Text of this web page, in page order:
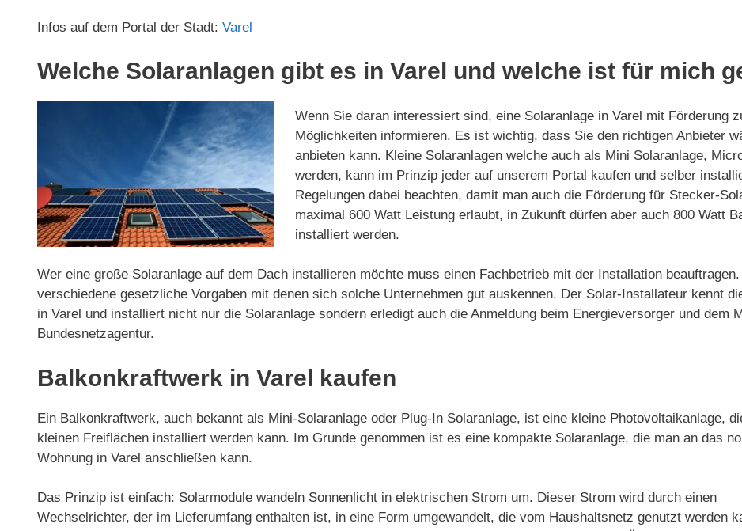
Infos auf dem Portal der Stadt: Varel
Welche Solaranlagen gibt es in Varel und welche ist für mich
Wenn Sie daran interessiert sind, eine Solaranlage in Varel mit Förderung
Möglichkeiten informieren. Es ist wichtig, dass Sie den richtigen Anbieter
anbieten kann. Kleine Solaranlagen welche auch als Mini Solaranlage,
werden, kann im Prinzip jeder auf unserem Portal kaufen und selber
Regelungen dabei beachten, damit man auch die Förderung für Stecker-
maximal 600 Watt Leistung erlaubt, in Zukunft dürfen aber auch 800 Watt
installiert werden.
Wer eine große Solaranlage auf dem Dach installieren möchte muss einen Fachbetrieb mit der Installation
verschiedene gesetzliche Vorgaben mit denen sich solche Unternehmen gut auskennen. Der Solar-Installateur kennt
in Varel und installiert nicht nur die Solaranlage sondern erledigt auch die Anmeldung beim Energieversorger und dem
Bundesnetzagentur.
Balkonkraftwerk in Varel kaufen
Ein Balkonkraftwerk, auch bekannt als Mini-Solaranlage oder Plug-In Solaranlage, ist eine kleine Photovoltaikanlage,
kleinen Freiflächen installiert werden kann. Im Grunde genommen ist es eine kompakte Solaranlage, die man an das
Wohnung in Varel anschließen kann.
Das Prinzip ist einfach: Solarmodule wandeln Sonnenlicht in elektrischen Strom um. Dieser Strom wird durch einen
Wechselrichter, der im Lieferumfang enthalten ist, in eine Form umgewandelt, die vom Haushaltsnetz genutzt werden